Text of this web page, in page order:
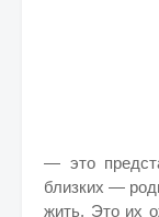
— это
близких —
жить. Это их